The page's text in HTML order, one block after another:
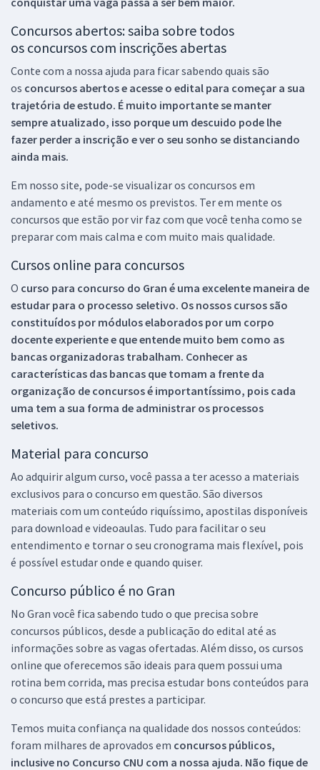
Concursos abertos: saiba sobre todos
os concursos com inscrições abertas
Conte com a nossa ajuda para ficar sabendo quais são
os concursos abertos e acesse o edital para começar a sua
trajetória de estudo. É muito importante se manter
sempre atualizado, isso porque um descuido pode lhe
fazer perder a inscrição e ver o seu sonho se distanciando
ainda mais.
Em nosso site, pode-se visualizar os concursos em
andamento e até mesmo os previstos. Ter em mente os
concursos que estão por vir faz com que você tenha como se
preparar com mais calma e com muito mais qualidade.
Cursos online para concursos
O curso para concurso do Gran é uma excelente maneira de
estudar para o processo seletivo. Os nossos cursos são
constituídos por módulos elaborados por um corpo
docente experiente e que entende muito bem como as
bancas organizadoras trabalham. Conhecer as
características das bancas que tomam a frente da
organização de concursos é importantíssimo, pois cada
uma tem a sua forma de administrar os processos
seletivos.
Material para concurso
Ao adquirir algum curso, você passa a ter acesso a materiais
exclusivos para o concurso em questão. São diversos
materiais com um conteúdo riquíssimo, apostilas disponíveis
para download e videoaulas. Tudo para facilitar o seu
entendimento e tornar o seu cronograma mais flexível, pois
é possível estudar onde e quando quiser.
Concurso público é no Gran
No Gran você fica sabendo tudo o que precisa sobre
concursos públicos, desde a publicação do edital até as
informações sobre as vagas ofertadas. Além disso, os cursos
online que oferecemos são ideais para quem possui uma
rotina bem corrida, mas precisa estudar bons conteúdos para
o concurso que está prestes a participar.
Temos muita confiança na qualidade dos nossos conteúdos:
foram milhares de aprovados em concursos públicos,
inclusive no Concurso CNU com a nossa ajuda. Não fique de